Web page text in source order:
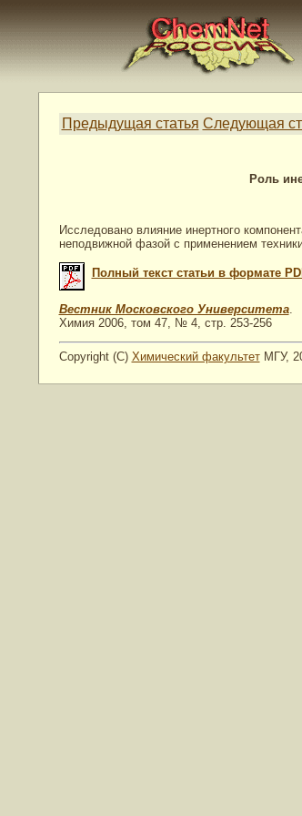
Предыдущая статья Следующая
Роль
Исследовано влияние инертного
неподвижной фазой с применением
Полный текст статьи в формате
Вестник Московского Университета.
Химия 2006, том 47, № 4, стр. 253-256
Copyright (C) Химический факультетМГУ,